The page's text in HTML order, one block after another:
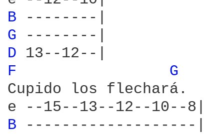
B
G
D
F
G
Cupido los flechará.
B